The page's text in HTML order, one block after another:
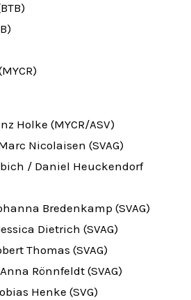
Holke (MYCR/ASV)
Nicolaisen (SVAG)
/ Daniel Heuckendorf
Bredenkamp (SVAG)
Dietrich (SVAG)
Thomas (SVAG)
Rönnfeldt (SVAG)
Henke (SVG)